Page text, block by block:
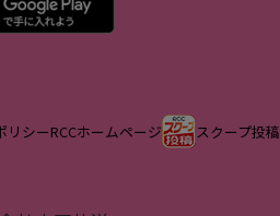
リシーRCCホームページ スクープ投稿